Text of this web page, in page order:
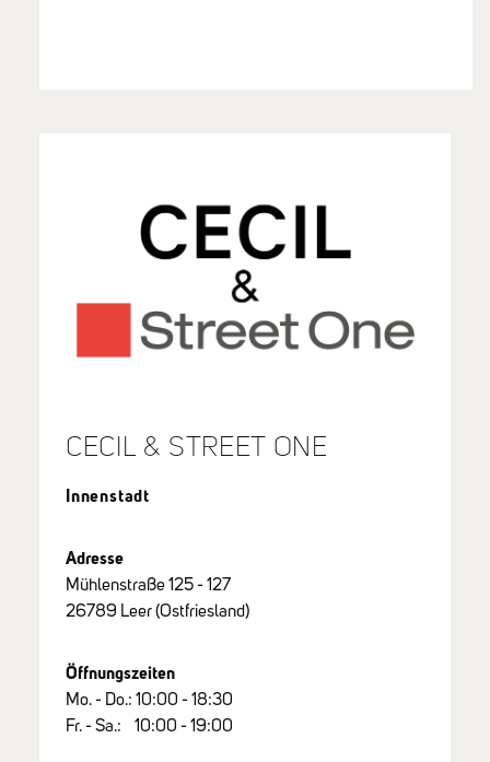
CECIL & STREET ONE
Innenstadt
Adresse
Mühlenstraße 125 - 127
26789 Leer (Ostfriesland)
Öffnungszeiten
Mo. - Do.: 10:00 - 18:30
Fr. - Sa.: 10:00 - 19:00